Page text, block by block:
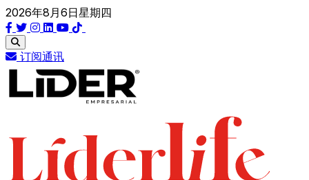
2026年8月6日星期四
订阅通讯